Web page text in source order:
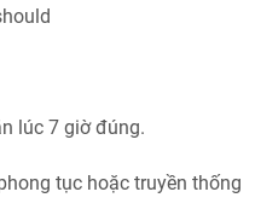
lúc 7 giờ đúng.
tục hoặc truyền thống